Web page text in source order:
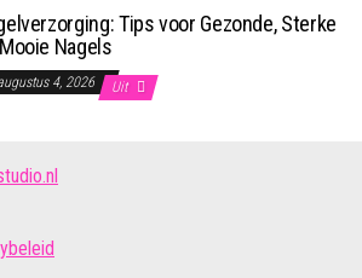
Tips voor Gezonde, Sterke
Nagels
4, 2026 Uit